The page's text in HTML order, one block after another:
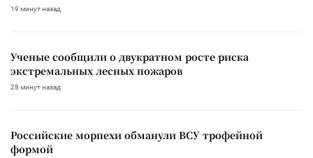
19 минут назад
Ученые сообщили о двукратном росте риска
экстремальных лесных пожаров
28 минут назад
Российские морпехи обманули ВСУ трофейной
формой